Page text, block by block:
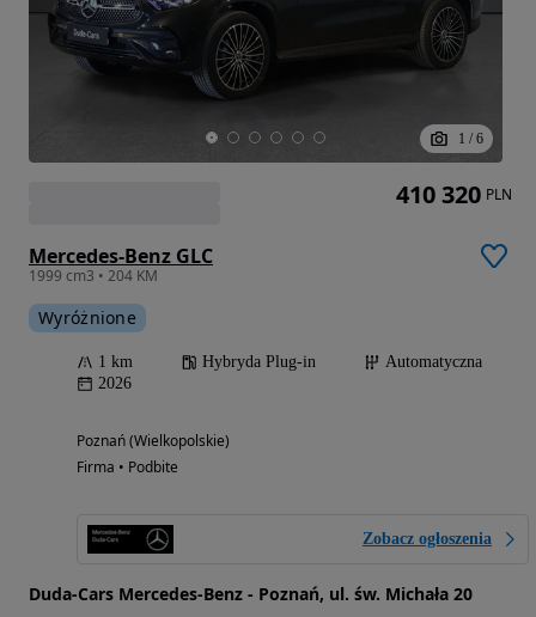
1 / 6
Mercedes-Benz GLC
1999 cm3 • 204 KM
Wyróżnione
1 km Hybryda Plug-in
Automatyczna
2026
Poznań (Wielkopolskie)
Firma • Podbite
Zobacz ogłoszenia
Duda-Cars Mercedes-Benz - Poznań, ul. św. Michała 20
410 320 PLN